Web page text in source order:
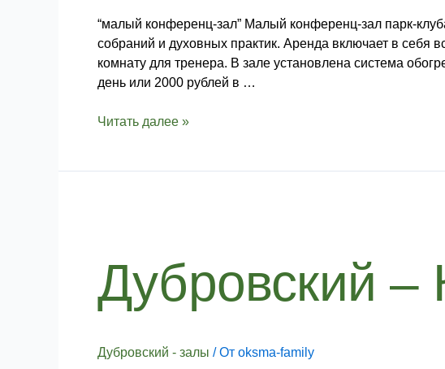
“малый конференц-зал” Малый конференц-зал парк-
собраний и духовных практик. Аренда включает в себя
комнату для тренера. В зале установлена система
день или 2000 рублей в …
Читать далее »
Дубровский –
Дубровский - залы / От oksma-family
зал